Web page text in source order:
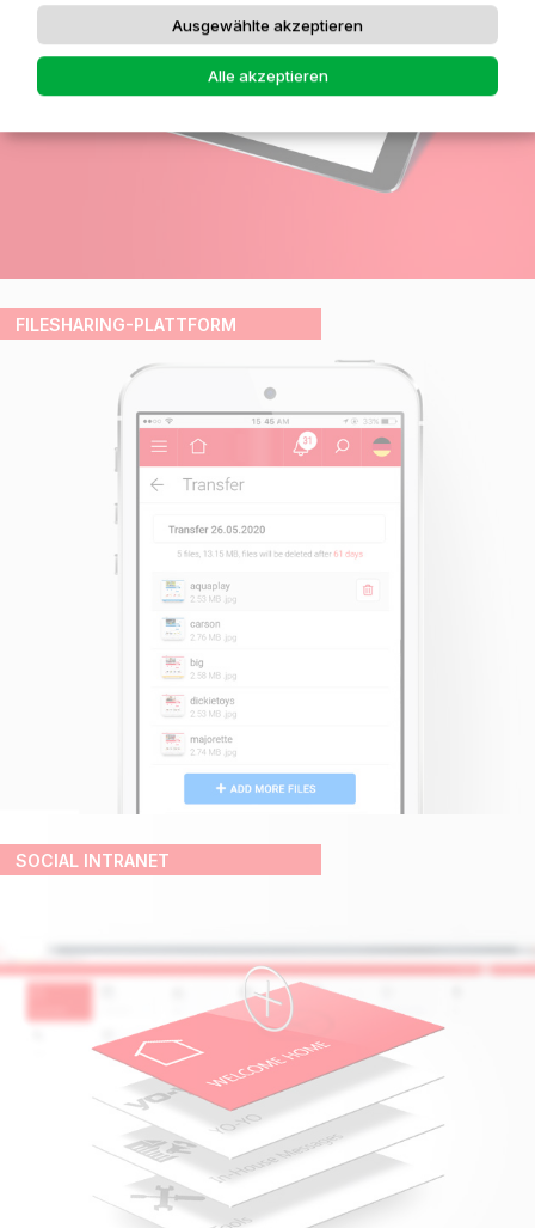
FILESHARING-PLATTFORM
SOCIAL INTRANET
Ausgewählte akzeptieren
Alle akzeptieren